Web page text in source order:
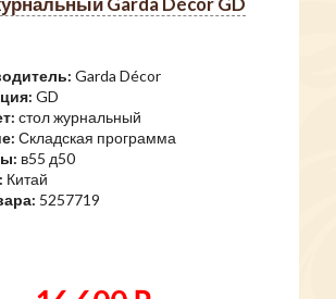
Garda Décor
GD
стол журнальный
Складская программа
в55 д50
Китай
5257719